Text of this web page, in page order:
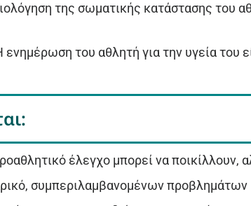
της σωματικής κατάστασης του
του αθλητή για την υγεία του
έλεγχο μπορεί να ποικίλλουν,
συμπεριλαμβανομένων